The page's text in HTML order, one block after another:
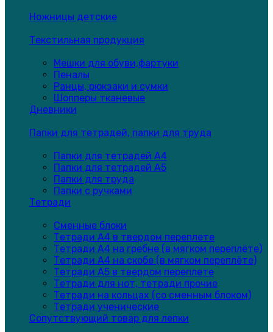
Ножницы детские
Текстильная продукция
Мешки для обуви,фартуки
Пеналы
Ранцы, рюкзаки и сумки
Шопперы тканевые
Дневники
Папки для тетрадей, папки для труда
Папки для тетрадей А4
Папки для тетрадей А5
Папки для труда
Папки с ручками
Тетради
Сменные блоки
Тетради А4 в твердом переплете
Тетради А4 на гребне (в мягком переплёте)
Тетради А4 на скобе (в мягком переплёте)
Тетради А5 в твердом переплете
Тетради для нот, тетради прочие
Тетради на кольцах (со сменным блоком)
Тетради ученические
Сопутствующий товар для лепки